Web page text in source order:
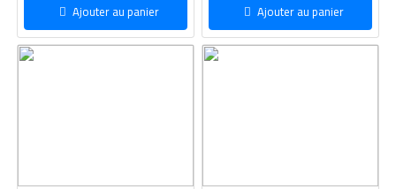
Ajouter au panier Ajouter au panier